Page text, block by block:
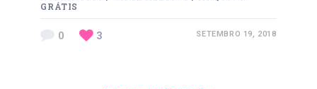
GRÁTIS
0 3 SETEMBRO 19, 2018